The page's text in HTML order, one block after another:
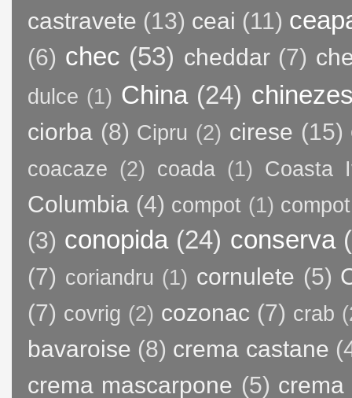
castravete (13) ceai (11)
(6) chec (53) cheddar (7)
dulce (1) China (24)
ciorba (8) Cipru (2) cirese (15)
coacaze (2) coada (1) Coasta
Columbia (4) compot (1)
(3) conopida (24) conserva
(7) coriandru (1) cornulete (5)
(7) covrig (2) cozonac (7) crab
bavaroise (8) crema castane
crema mascarpone (5) crema